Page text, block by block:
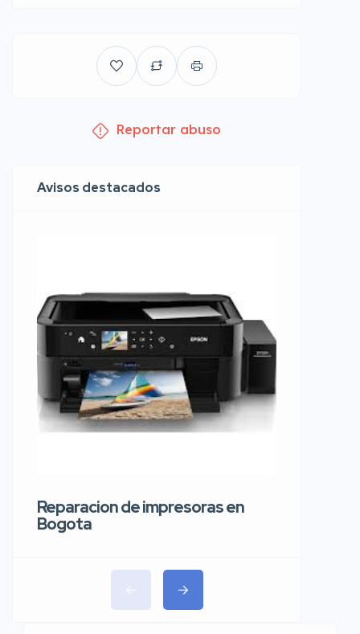
Reportar abuso
Avisos destacados
Reparacion de impresoras en
Bogota